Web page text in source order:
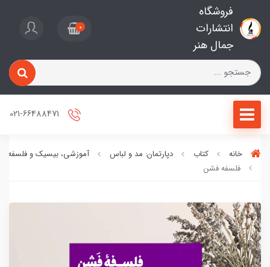
فروشگاه
انتشارات
جمال هنر
0
خانه کتاب دپارتمان: مد و لباس
آموزشی، بیسیک و فلسفه
فلسفه فشن